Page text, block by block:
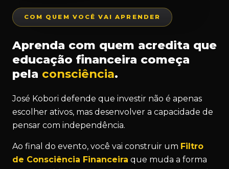
COM QUEM VOCÊ VAI APRENDER
Aprenda com quem acredita que
educação financeira começa
pela consciência.
José Kobori defende que investir não é apenas
escolher ativos, mas desenvolver a capacidade de
pensar com independência.
Ao final do evento, você vai construir um Filtro
de Consciência Financeira que muda a forma